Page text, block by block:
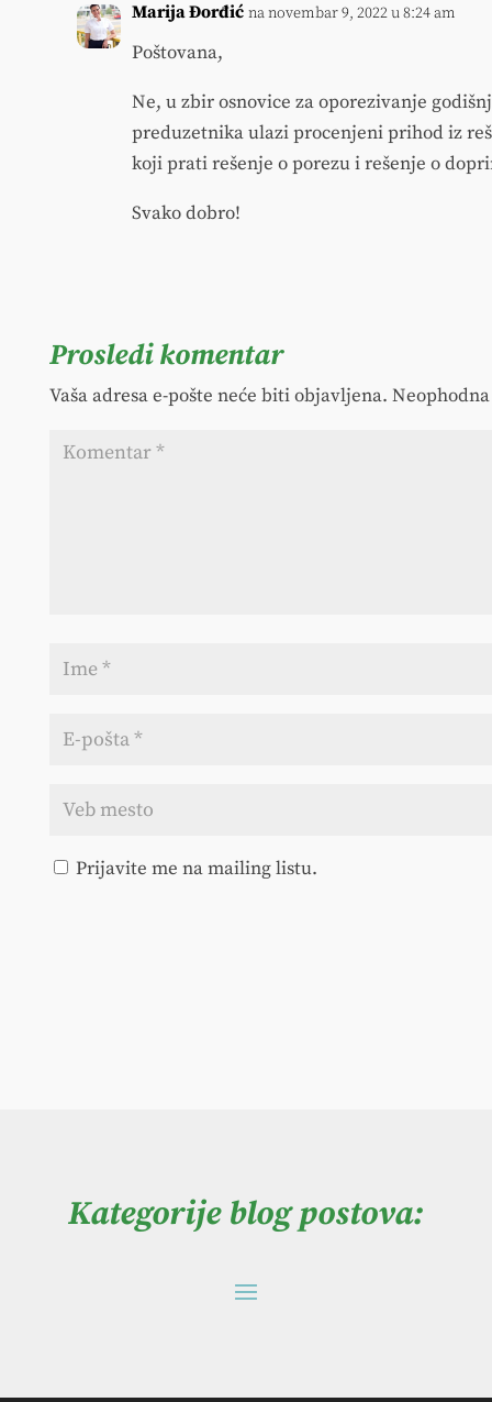
Marija Đorđić na novembar 9, 2022 u 8:24 am
Poštovana,
Ne, u zbir osnovice za oporezivanje
preduzetnika ulazi procenjeni prihod iz
koji prati rešenje o porezu i rešenje o
Svako dobro!
Prosledi komentar
Vaša adresa e-pošte neće biti objavljena.
Prijavite me na mailing listu.
Kategorije blog postova: